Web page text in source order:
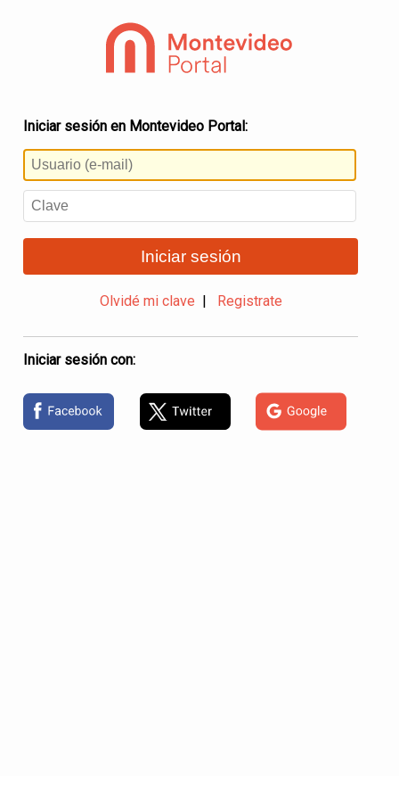
Iniciar sesión en Montevideo Portal:
Iniciar sesión
Olvidé mi clave Registrate
Iniciar sesión con: